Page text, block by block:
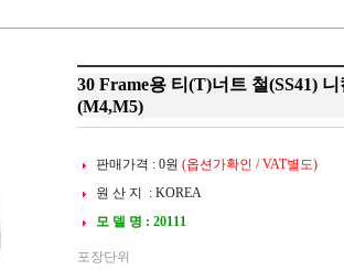
30 Frame용 티(T)너트 철(SS41)
(M4,M5)
판매가격 : 0원 (옵션가확인 / VAT별도)
원 산 지 : KOREA
모 델 명 : 20111
포장단위